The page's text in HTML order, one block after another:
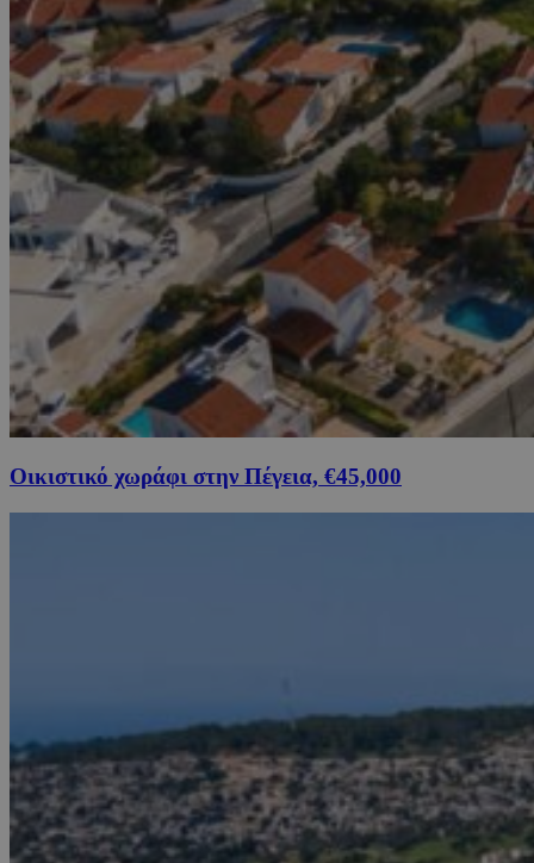
Οικιστικό χωράφι στην Πέγεια, €45,000